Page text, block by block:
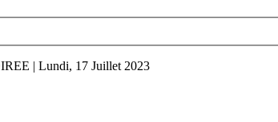
| Lundi, 17 Juillet 2023